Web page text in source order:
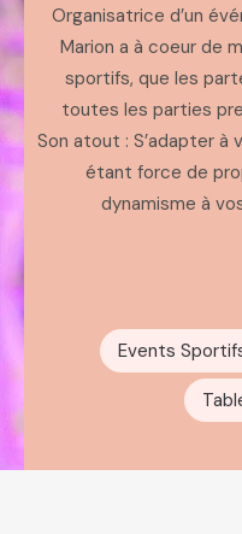
Organisatrice d’un
Marion a à coeur de
sportifs, que les
toutes les parties
Son atout : S’adapter à
étant force de
dynamisme à
Events